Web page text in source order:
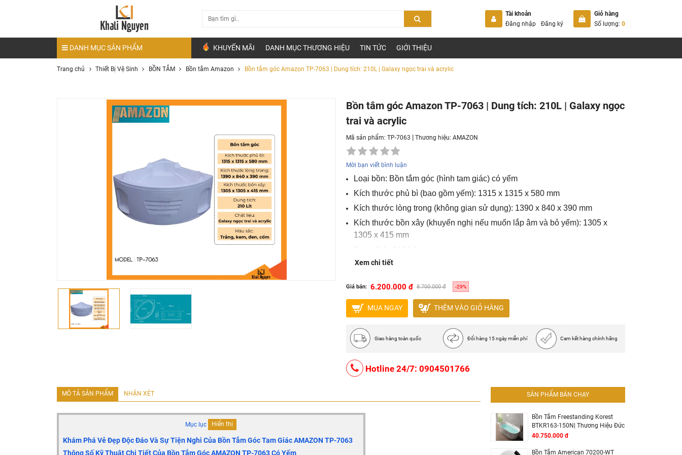
Tài khoản
Đăng nhập
Đăng ký
Giỏ hàng
Số lượng: 0
DANH MỤC SẢN PHẨM KHUYẾN MÃI DANH MỤC THƯƠNG HIỆU TIN TỨC GIỚI THIỆU
Trang chủ Thiết Bị Vệ Sinh BỒN TẮM Bồn tắm Amazon Bồn tắm góc Amazon TP-7063 | Dung tích: 210L | Galaxy ngọc trai và acrylic
Bồn tắm góc Amazon TP-7063 | Dung tích: 210L | Galaxy ngọc
trai và acrylic
Mã sản phẩm: TP-7063 |Thương hiệu:AMAZON
Mời bạn viết bình luận
Loại bồn: Bồn tắm góc (hình tam giác) có yếm
Kích thước phủ bì (bao gồm yếm): 1315 x 1315 x 580 mm
Kích thước lòng trong (không gian sử dụng): 1390 x 840 x 390 mm
Kích thước bồn xây (khuyến nghị nếu muốn lắp âm và bỏ yếm): 1305 x
1305 x 415 mm
Chất liệu: Galaxy ngọc trai và acrylic
Xem chi tiết
Giá bán: 6.200.000 đ 8.700.000 đ -29%
MUA NGAY THÊM VÀO GIỎ HÀNG
Giao hàng toàn quốc Đổi hàng 15 ngày miễn phí Cam kết hàng chính hãng
Hotline 24/7: 0904501766
MÔ TẢ SẢN PHẨM NHẬN XÉT
Mục lục Hiển thị
Khám Phá Vẻ Đẹp Độc Đáo Và Sự Tiện Nghi Của Bồn Tắm Góc Tam Giác AMAZON TP-7063
Thông Số Kỹ Thuật Chi Tiết Của Bồn Tắm Góc AMAZON TP-7063 Có Yếm
SẢN PHẨM BÁN CHẠY
Bồn Tắm Freestanding Korest
BTKR163-150N| Thương Hiệu Đức
40.750.000 đ
Bồn Tắm American 70200-WT